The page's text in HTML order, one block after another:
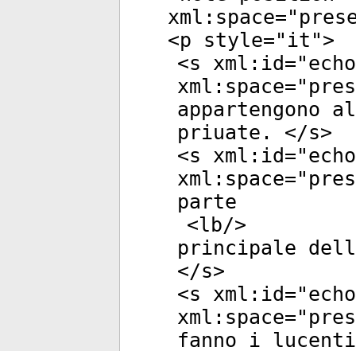
xml:space="
<p style=" it ">
<s xml:id="
xml:space="
appartengono
priuate. </s>
<s xml:id="
xml:space="
parte
<lb/>
principale
</s>
<s xml:id="
xml:space="
fanno i